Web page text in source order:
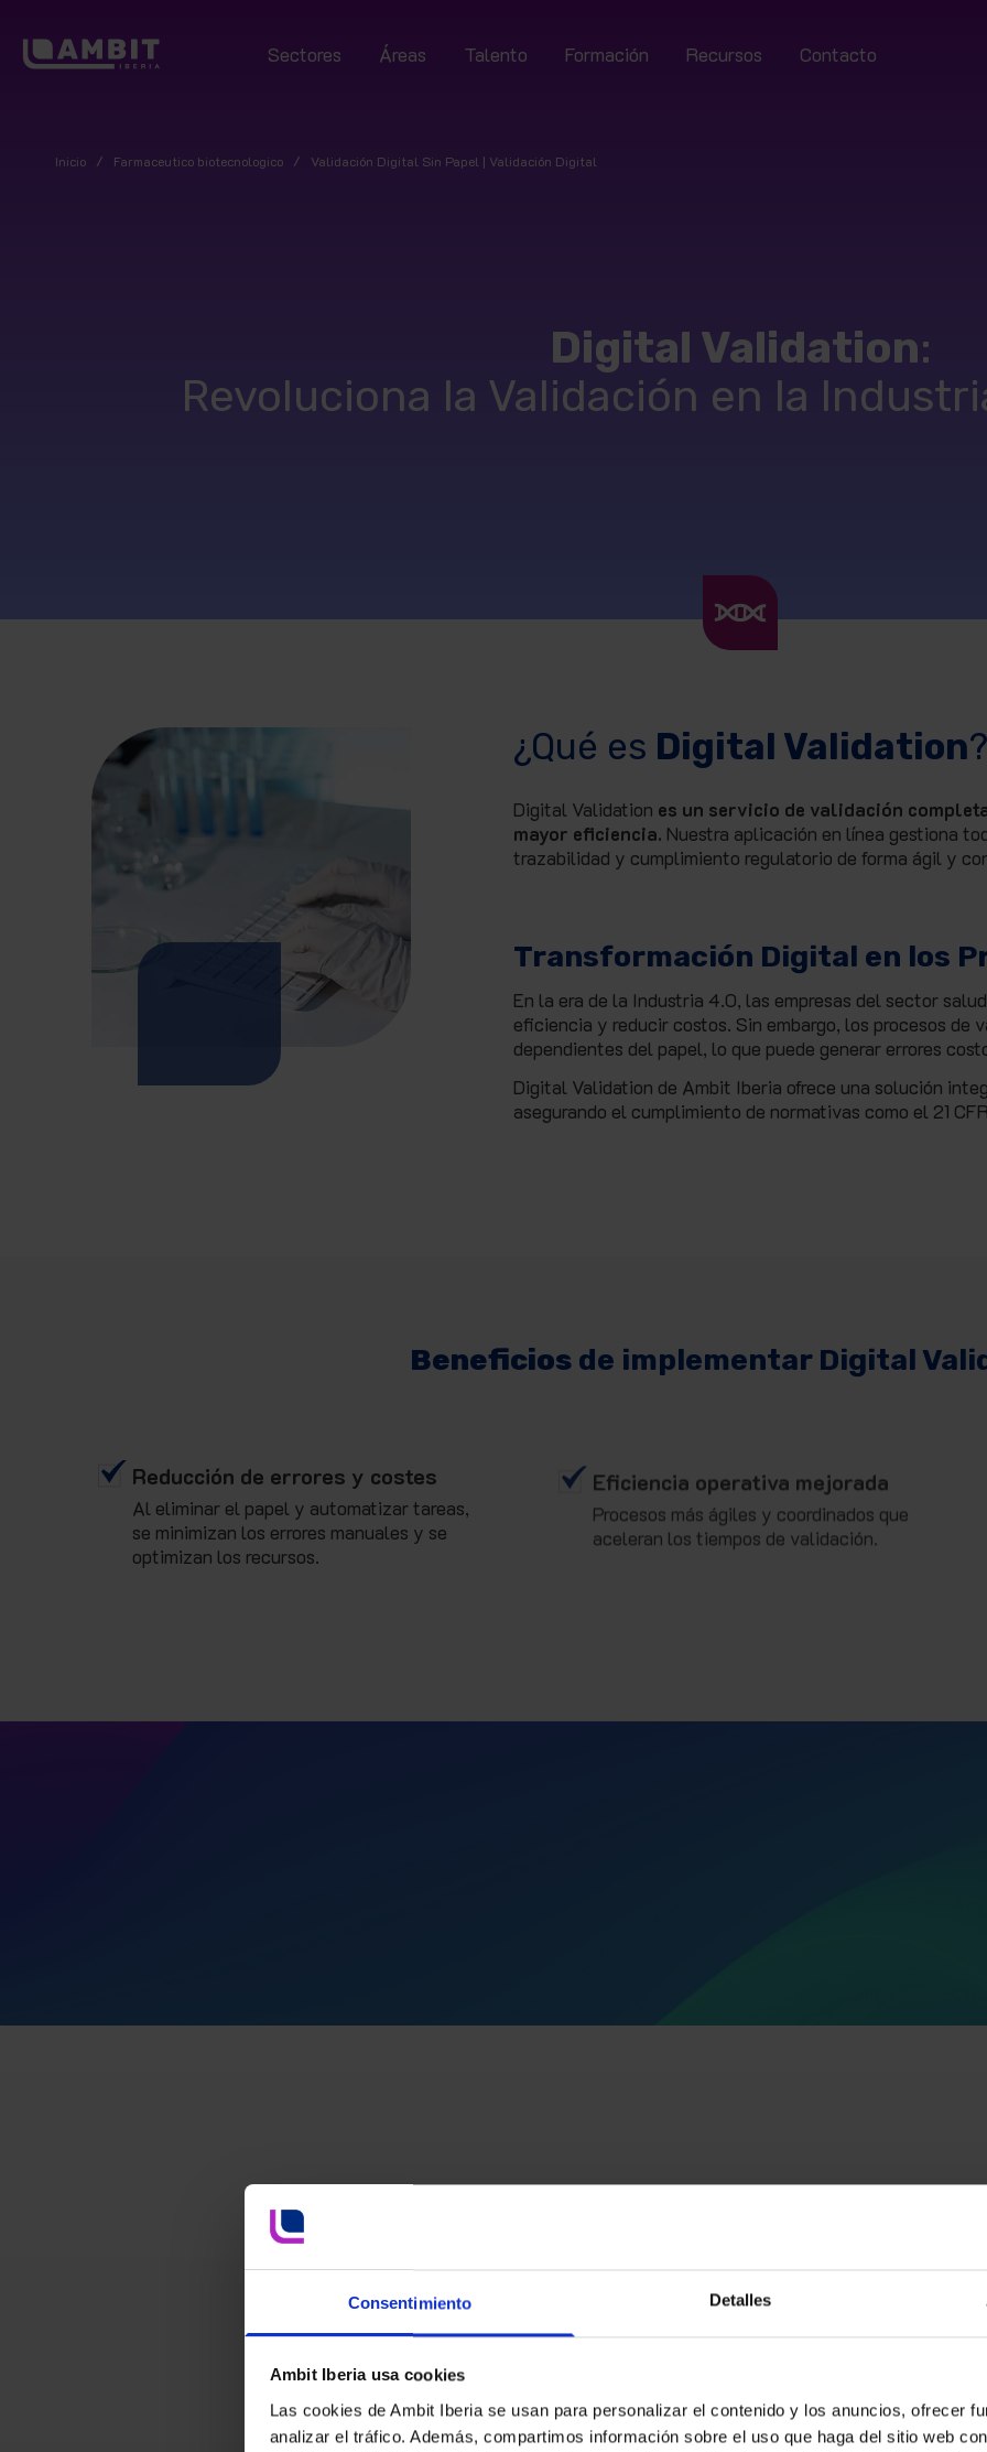
Consentimiento Detalles
Ambit Iberia usa cookies
Las cookies de Ambit Iberia se usan para personalizar el contenido y los anuncios, ofrecer
analizar el tráfico. Además, compartimos información sobre el uso que haga del sitio web
Sectores Áreas Talento Formación Recursos Contacto
Inicio / Farmaceutico biotecnologico / Validación Digital Sin Papel | Validación Digital
Digital Validation:
Revoluciona la Validación en la
¿Qué es Digital Validation?
Digital Validation es un servicio de validación
mayor eficiencia. Nuestra aplicación en línea gestiona
trazabilidad y cumplimiento regulatorio de forma ágil y
Transformación Digital en los
En la era de la Industria 4.0, las empresas del sector
eficiencia y reducir costos. Sin embargo, los procesos de
dependientes del papel, lo que puede generar errores
Digital Validation de Ambit Iberia ofrece una solución
asegurando el cumplimiento de normativas como el 21 CFR
Beneficiosde implementar Digital
Reducción de errores y costes
Al eliminar el papel y automatizar tareas,
se minimizan los errores manuales y se
optimizan los recursos.
Eficiencia operativa mejorada
Procesos más ágiles y coordinados que
aceleran los tiempos de validación.
Características clave de Digital
Gestión holística del ciclo de vida de la
Supervisa y controla todas las etapas del proceso
Integración con sistemas existentes
Compatible con las infraestructuras actuales,
Cumplimiento normativo garantizado
Diseñado conforme a regulaciones internacionales,